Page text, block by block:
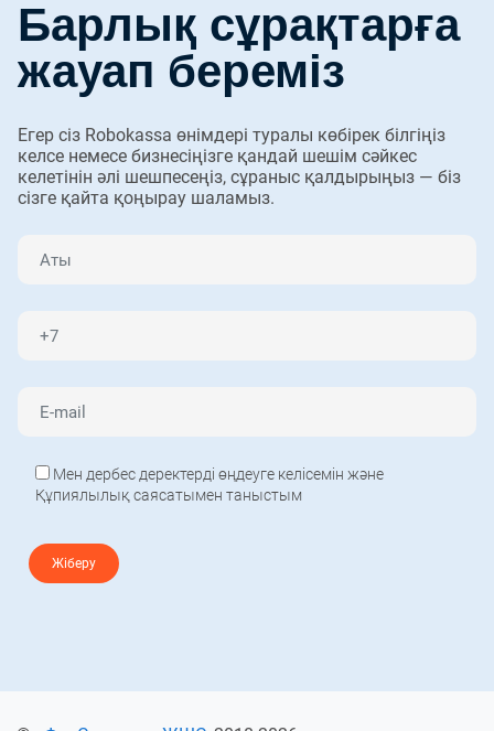
Барлық сұрақтарға
жауап береміз
Егер сіз Robokassa өнімдері туралы көбірек білгіңіз
келсе немесе бизнесіңізге қандай шешім сәйкес
келетінін әлі шешпесеңіз, сұраныс қалдырыңыз — біз
сізге қайта қоңырау шаламыз.
Мен дербес деректерді өңдеуге келісемін және
Құпиялылық саясатымен таныстым